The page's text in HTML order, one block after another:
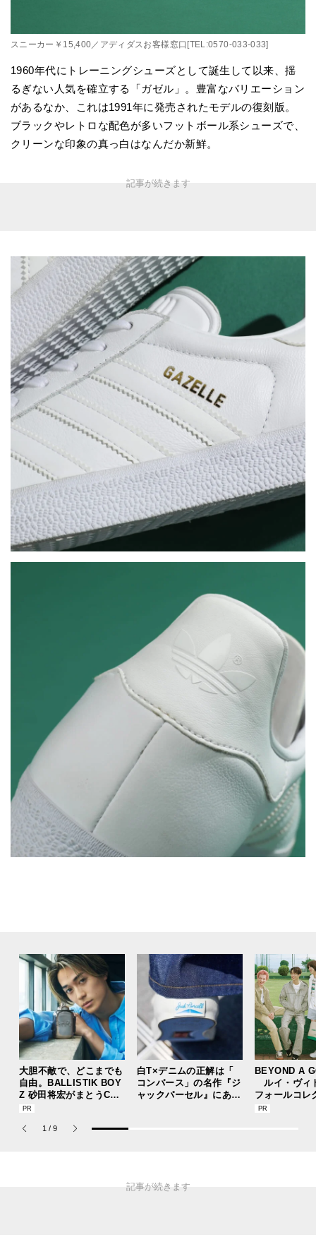
スニーカー￥15,400／アディダスお客様窓口[TEL:0570-033-033]
1960年代にトレーニングシューズとして誕生して以来、揺
るぎない人気を確立する「ガゼル」。豊富なバリエーション
があるなか、これは1991年に発売されたモデルの復刻版。
ブラックやレトロな配色が多いフットボール系シューズで、
クリーンな印象の真っ白はなんだか新鮮。
大胆不敵で、どこまでも
自由。BALLISTIK BOY
Z 砂田将宏がまとうCOA
CHの新作フレグランス
ナム パルファム」
白T×デニムの正解は「
コンバース」の名作『ジ
ャックパーセル』にあり
BEYOND A
ルイ・ヴィ
フォールコレ
描くプレッピ
1 / 9